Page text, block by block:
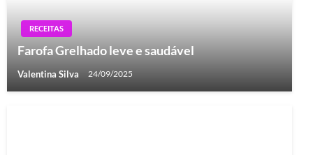
RECEITAS
Farofa Grelhado leve e saudável
Valentina Silva 24/09/2025